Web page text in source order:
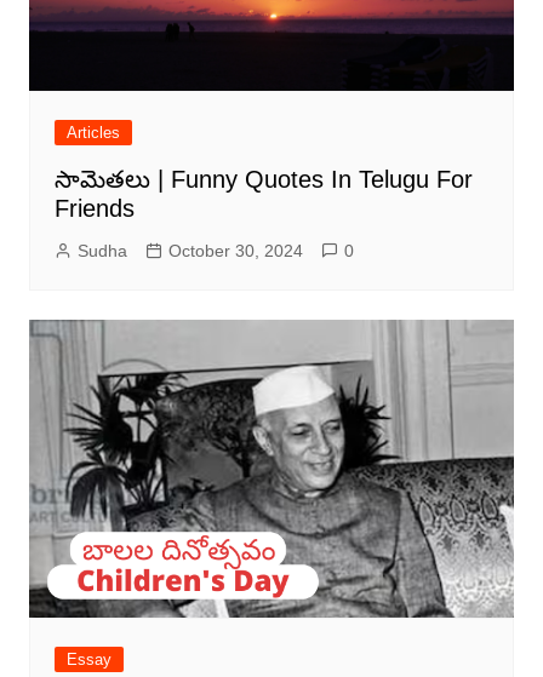
Articles
సామెతలు | Funny Quotes In Telugu For
Friends
Sudha October 30, 2024 0
Essay